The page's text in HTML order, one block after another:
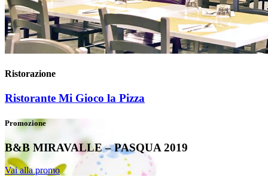
Ristorazione
Ristorante Mi Gioco la Pizza
Promozione
B&B MIRAVALLE – PASQUA 2019
Vai alla promo